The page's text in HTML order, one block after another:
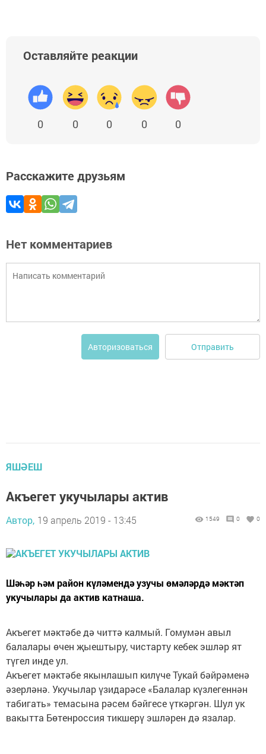
Оставляйте реакции
0 0 0 0 0
Расскажите друзьям
Нет комментариев
Авторизоваться Отправить
ЯШӘЕШ
Акъегет укучылары актив
Автор, 19 апрель 2019 - 13:45 1549 0 0
Шәһәр һәм район күләмендә узу­чы өмәләрдә мәктәп
укучылары да актив катнаша.
Акъегет мәктәбе дә читтә калмый. Гомумән авыл
балалары өчен җыештыру, чистарту кебек эшләр ят
түгел инде ул.
Акъегет мәктәбе якынлашып ки­лү­че Тукай бәйрәменә
әзерләнә. Укучылар үзидарәсе «Балалар күзлегеннән
табигать» темасына рәсем бәйгесе үткәргән. Шул ук
вакытта Бөтенроссия тикшерү эшләрен дә язалар.